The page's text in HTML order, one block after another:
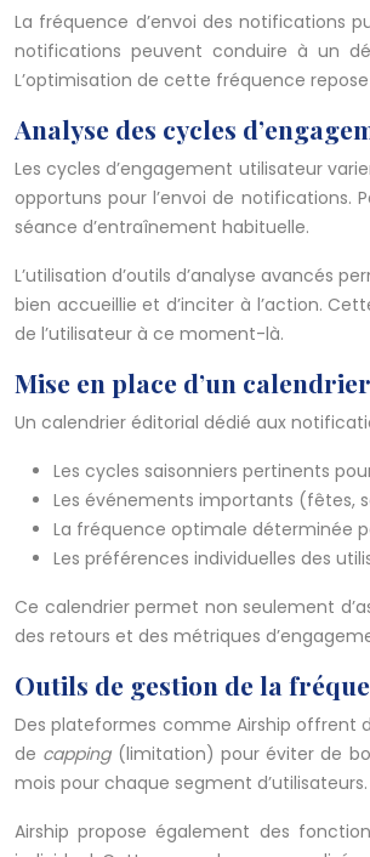
La fréquence d’envoi des notifications
notifications peuvent conduire à un
L’optimisation de cette fréquence
Analyse des cycles
Les cycles d’engagement utilisateur
opportuns pour l’envoi de notifications.
séance d’entraînement habituelle.
L’utilisation d’outils d’analyse avancés
bien accueillie et d’inciter à l’action.
de l’utilisateur à ce moment-là.
Mise en place d’un
Un calendrier éditorial dédié aux
Les cycles saisonniers pertinents
Les événements importants (fêtes,
La fréquence optimale déterminée
Les préférences individuelles des
Ce calendrier permet non seulement
des retours et des métriques
Outils de gestion de la
Des plateformes comme Airship offrent
de capping (limitation) pour éviter de
mois pour chaque segment d’utilisateurs.
Airship propose également des